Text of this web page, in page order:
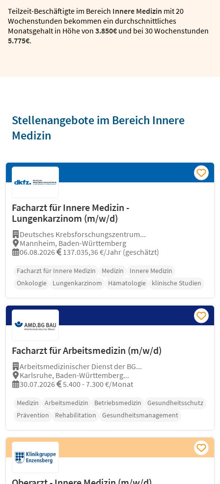
Teilzeit-Beschäftigte im Bereich Innere Medizin mit 20
Wochenstunden bekommen ein durchschnittliches
Monatsgehalt in Höhe von 3.850€ und bei 30 Wochenstunden
5.775€.
Stellenangebote im Bereich Innere
Medizin
Facharzt für Innere Medizin -
Lungenkarzinom (m/w/d)
Deutsches Krebsforschungszentrum...
Mannheim, Baden-Württemberg
06.08.2026
137.035,36 €/Jahr (geschätzt)
Facharzt für Innere Medizin Medizin
Innere Medizin
Onkologie
Lungenkarzinom Hämatologie klinische Studien
Facharzt für Arbeitsmedizin (m/w/d)
Arbeitsmedizinischer Dienst der BG...
Karlsruhe, Baden-Württemberg...
30.07.2026
5.400 - 7.300 €/Monat
Medizin Arbeitsmedizin Betriebsmedizin
Gesundheitsschutz
Prävention
Rehabilitation Gesundheitsmanagement